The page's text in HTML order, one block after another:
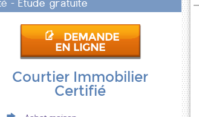
-Etude gratuite
DEMANDE
EN LIGNE
Courtier Immobilier
Certifié